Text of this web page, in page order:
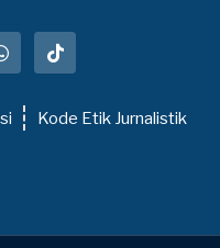
Kode Etik Jurnalistik